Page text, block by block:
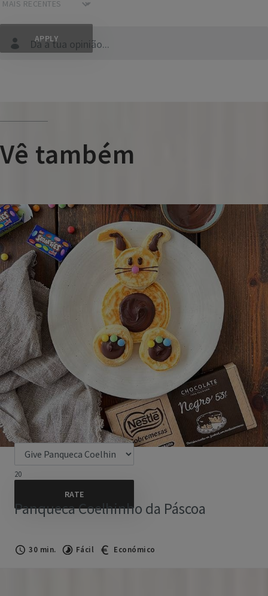
Dá a tua opinião...
Vê também
20
Panqueca Coelhinho da Páscoa
30 min. Fácil Económico